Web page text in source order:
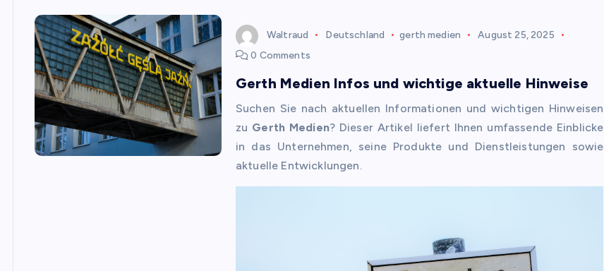
Waltraud Deutschland gerth medien
August 25, 2025
0 Comments
Gerth Medien Infos und wichtige aktuelle Hinweise
Suchen Sie nach aktuellen Informationen und wichtigen Hinweisen
zu Gerth Medien? Dieser Artikel liefert Ihnen umfassende Einblicke
in das Unternehmen, seine Produkte und Dienstleistungen sowie
aktuelle Entwicklungen.